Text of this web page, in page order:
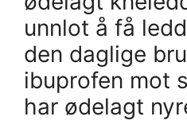
unnlot å få
den daglige
ibuprofen mot
har ødelagt